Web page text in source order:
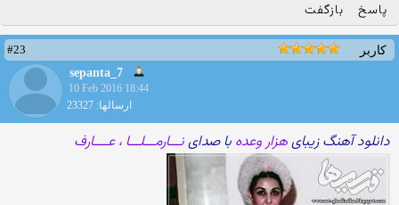
پاسخ بازگفت
کاربر
#23
sepanta_7
10 Feb 2016 18:44
ارسالها: 23327
دانلود آهنگ زیبایهزار وعده با صداینـــارمـــلـــا ، عــــارف